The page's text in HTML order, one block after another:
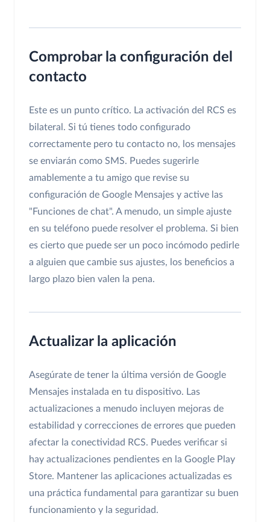
Comprobar la configuración del
contacto
Este es un punto crítico. La activación del RCS es
bilateral. Si tú tienes todo configurado
correctamente pero tu contacto no, los mensajes
se enviarán como SMS. Puedes sugerirle
amablemente a tu amigo que revise su
configuración de Google Mensajes y active las
"Funciones de chat". A menudo, un simple ajuste
en su teléfono puede resolver el problema. Si bien
es cierto que puede ser un poco incómodo pedirle
a alguien que cambie sus ajustes, los beneficios a
largo plazo bien valen la pena.
Actualizar la aplicación
Asegúrate de tener la última versión de Google
Mensajes instalada en tu dispositivo. Las
actualizaciones a menudo incluyen mejoras de
estabilidad y correcciones de errores que pueden
afectar la conectividad RCS. Puedes verificar si
hay actualizaciones pendientes en la Google Play
Store. Mantener las aplicaciones actualizadas es
una práctica fundamental para garantizar su buen
funcionamiento y la seguridad.